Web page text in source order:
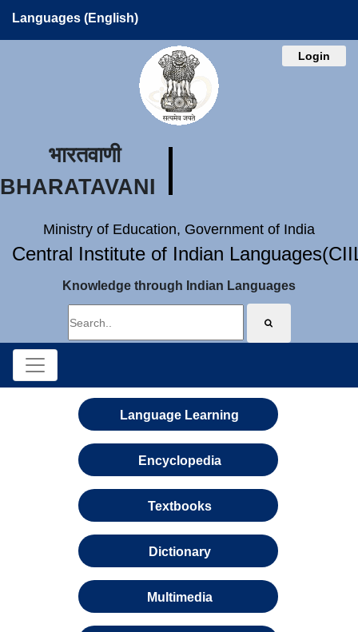
Languages (English)
Login
भारतवाणी
BHARATAVANI
Ministry of Education, Government of India
Central Institute of Indian
Knowledge through Indian Languages
Language Learning
Encyclopedia
Textbooks
Dictionary
Multimedia